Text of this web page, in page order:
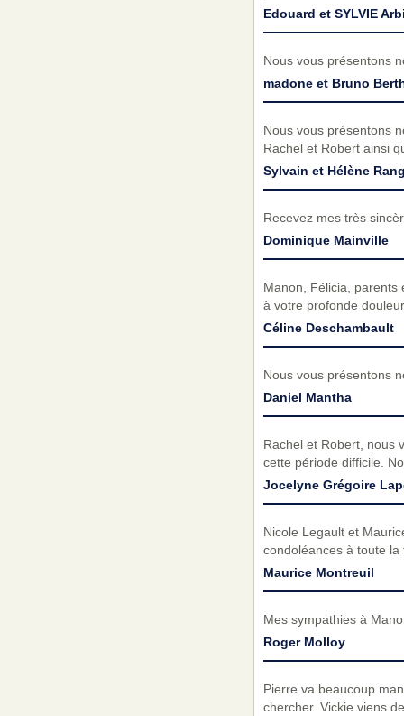
Edouard et SYLVIE
Nous vous présentons
madone et Bruno
Nous vous présentons
Rachel et Robert ainsi
Sylvain et Hélène
Recevez mes très
Dominique Mainville
Manon, Félicia, parents
à votre profonde
Céline Deschambault
Nous vous présentons
Daniel Mantha
Rachel et Robert, nous
cette période difficile.
Jocelyne Grégoire
Nicole Legault et
condoléances à toute
Maurice Montreuil
Mes sympathies à
Roger Molloy
Pierre va beaucoup
chercher. Vickie viens